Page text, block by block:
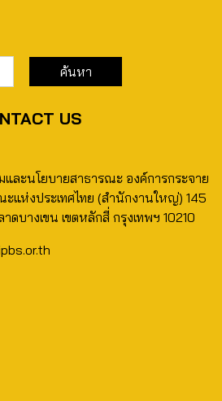
US
ละนโยบายสาธารณะ องค์การกระจาย
แห่งประเทศไทย (สำนักงานใหญ่) 145
บางเขน เขตหลักสี่ กรุงเทพฯ 10210